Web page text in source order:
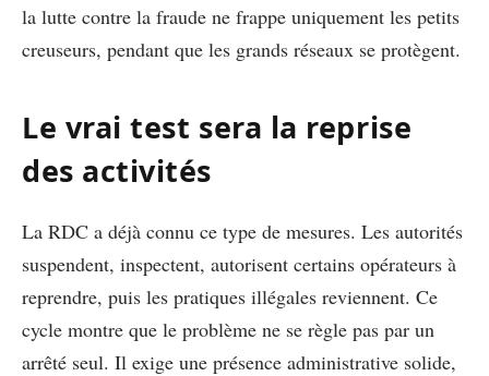
la lutte contre la fraude ne frappe uniquement les petits
creuseurs, pendant que les grands réseaux se protègent.
Le vrai test sera la reprise
des activités
La RDC a déjà connu ce type de mesures. Les autorités
suspendent, inspectent, autorisent certains opérateurs à
reprendre, puis les pratiques illégales reviennent. Ce
cycle montre que le problème ne se règle pas par un
arrêté seul. Il exige une présence administrative solide,